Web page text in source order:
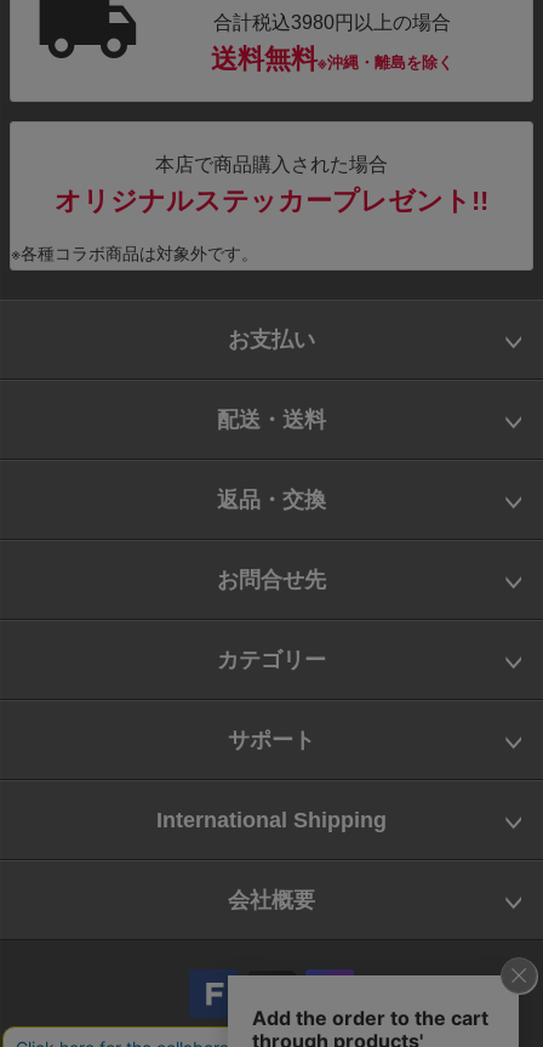
合計税込3980円以上の場合
送料無料※沖縄・離島を除く
本店で商品購入された場合
オリジナルステッカープレゼント!!
※各種コラボ商品は対象外です。
お支払い
配送・送料
返品・交換
お問合せ先
カテゴリー
サポート
International Shipping
会社概要